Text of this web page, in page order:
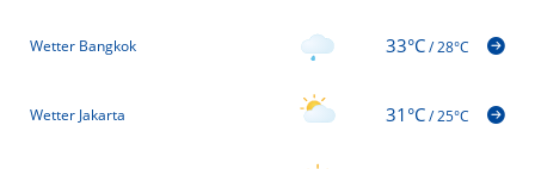
Wetter Bangkok 33°C/28°C
Wetter Jakarta 31°C/25°C